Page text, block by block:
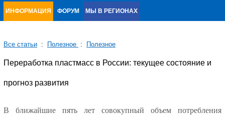
ИНФОРМАЦИЯ ФОРУМ МЫ В РЕГИОНАХ
Все статьи : Полезное : Полезное
Переработка пластмасс в России: текущее состояние и
прогноз развития
В ближайшие пять лет совокупный объем потребления